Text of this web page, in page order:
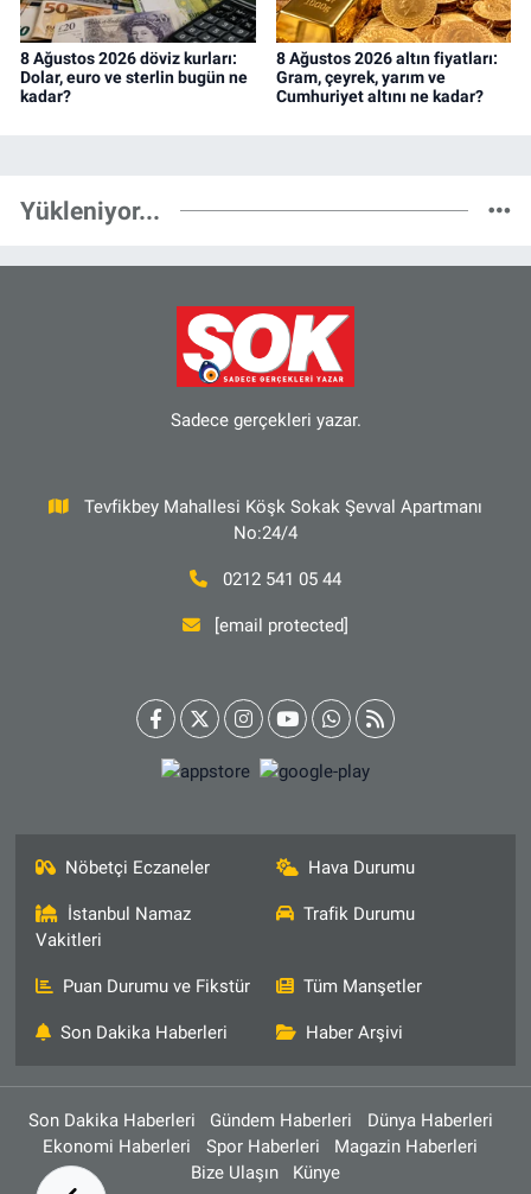
8 Ağustos 2026 döviz kurları:
Dolar, euro ve sterlin bugün ne
kadar?
8 Ağustos 2026 altın fiyatları:
Gram, çeyrek, yarım ve
Cumhuriyet altını ne kadar?
Yükleniyor...
Sadece gerçekleri yazar.
Tevfikbey Mahallesi Köşk Sokak Şevval Apartmanı
No:24/4
0212 541 05 44
[email protected]
Nöbetçi Eczaneler Hava Durumu
İstanbul Namaz
Vakitleri
Trafik Durumu
Puan Durumu ve Fikstür Tüm Manşetler
Son Dakika Haberleri Haber Arşivi
Son Dakika Haberleri Gündem Haberleri
Dünya Haberleri
Ekonomi Haberleri
Spor Haberleri
Magazin Haberleri
Bize Ulaşın
Künye